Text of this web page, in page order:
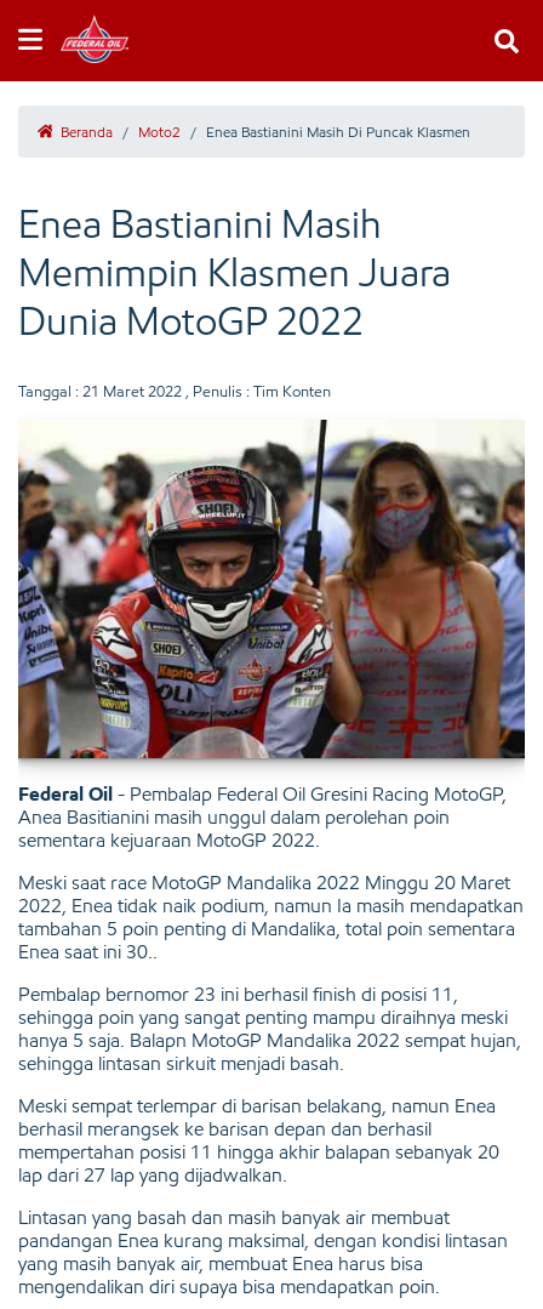
Beranda / Moto2 / Enea Bastianini Masih Di Puncak Klasmen
Enea Bastianini Masih
Memimpin Klasmen Juara
Dunia MotoGP 2022
Tanggal : 21 Maret 2022 , Penulis : Tim Konten
Federal Oil - Pembalap Federal Oil Gresini Racing MotoGP,
Anea Basitianini masih unggul dalam perolehan poin
sementara kejuaraan MotoGP 2022.
Meski saat race MotoGP Mandalika 2022 Minggu 20 Maret
2022, Enea tidak naik podium, namun Ia masih mendapatkan
tambahan 5 poin penting di Mandalika, total poin sementara
Enea saat ini 30..
Pembalap bernomor 23 ini berhasil finish di posisi 11,
sehingga poin yang sangat penting mampu diraihnya meski
hanya 5 saja. Balapn MotoGP Mandalika 2022 sempat hujan,
sehingga lintasan sirkuit menjadi basah.
Meski sempat terlempar di barisan belakang, namun Enea
berhasil merangsek ke barisan depan dan berhasil
mempertahan posisi 11 hingga akhir balapan sebanyak 20
lap dari 27 lap yang dijadwalkan.
Lintasan yang basah dan masih banyak air membuat
pandangan Enea kurang maksimal, dengan kondisi lintasan
yang masih banyak air, membuat Enea harus bisa
mengendalikan diri supaya bisa mendapatkan poin.